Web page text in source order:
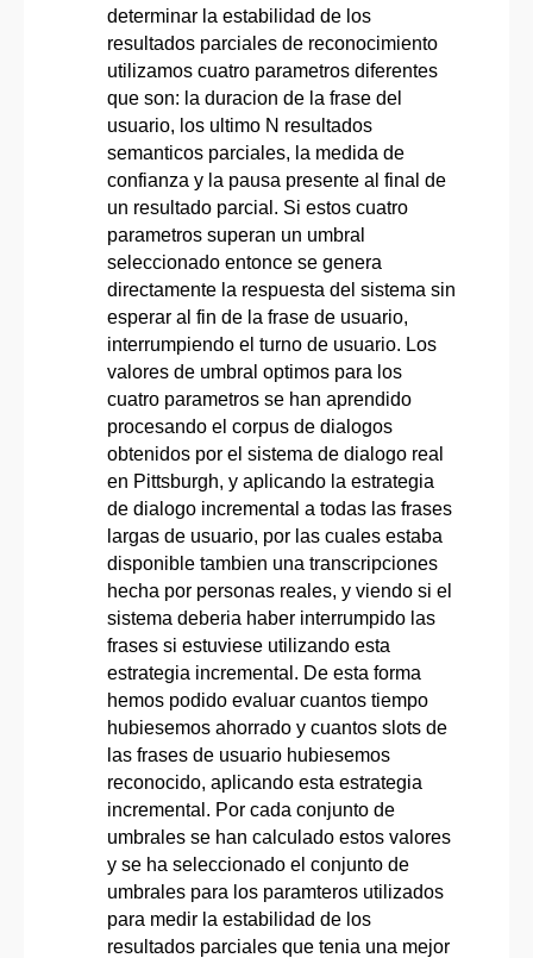
determinar la estabilidad de los
resultados parciales de reconocimiento
utilizamos cuatro parametros diferentes
que son: la duracion de la frase del
usuario, los ultimo N resultados
semanticos parciales, la medida de
confianza y la pausa presente al final de
un resultado parcial. Si estos cuatro
parametros superan un umbral
seleccionado entonce se genera
directamente la respuesta del sistema sin
esperar al fin de la frase de usuario,
interrumpiendo el turno de usuario. Los
valores de umbral optimos para los
cuatro parametros se han aprendido
procesando el corpus de dialogos
obtenidos por el sistema de dialogo real
en Pittsburgh, y aplicando la estrategia
de dialogo incremental a todas las frases
largas de usuario, por las cuales estaba
disponible tambien una transcripciones
hecha por personas reales, y viendo si el
sistema deberia haber interrumpido las
frases si estuviese utilizando esta
estrategia incremental. De esta forma
hemos podido evaluar cuantos tiempo
hubiesemos ahorrado y cuantos slots de
las frases de usuario hubiesemos
reconocido, aplicando esta estrategia
incremental. Por cada conjunto de
umbrales se han calculado estos valores
y se ha seleccionado el conjunto de
umbrales para los paramteros utilizados
para medir la estabilidad de los
resultados parciales que tenia una mejor